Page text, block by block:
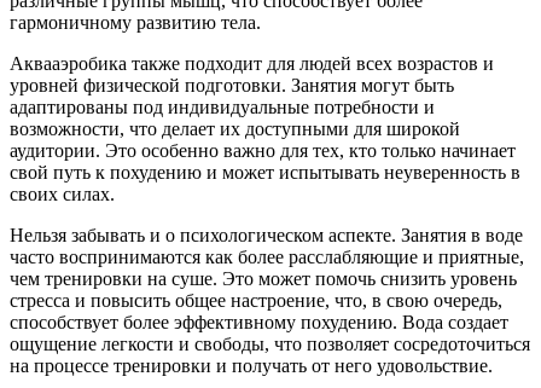
гармоничному развитию тела.
Аквааэробика также подходит для людей всех возрастов и
уровней физической подготовки. Занятия могут быть
адаптированы под индивидуальные потребности и
возможности, что делает их доступными для широкой
аудитории. Это особенно важно для тех, кто только начинает
свой путь к похудению и может испытывать неуверенность в
своих силах.
Нельзя забывать и о психологическом аспекте. Занятия в воде
часто воспринимаются как более расслабляющие и приятные,
чем тренировки на суше. Это может помочь снизить уровень
стресса и повысить общее настроение, что, в свою очередь,
способствует более эффективному похудению. Вода создает
ощущение легкости и свободы, что позволяет сосредоточиться
на процессе тренировки и получать от него удовольствие.